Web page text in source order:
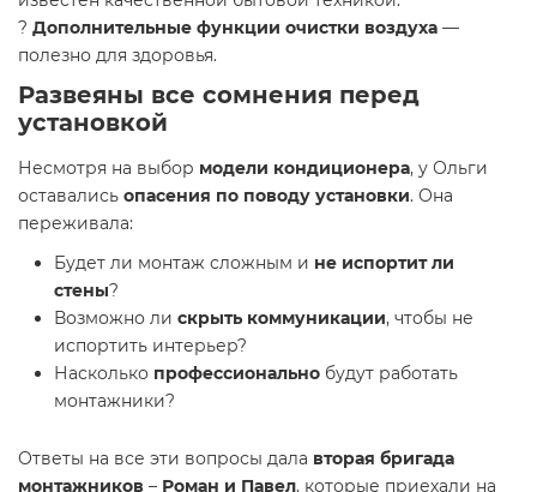
? Дополнительные функции очистки воздуха —
полезно для здоровья.
Развеяны все сомнения перед
установкой
Несмотря на выбор модели кондиционера, у Ольги
оставались опасения по поводу установки. Она
переживала:
Будет ли монтаж сложным и не испортит ли
стены?
Возможно ли скрыть коммуникации, чтобы не
испортить интерьер?
Насколько профессионально будут работать
монтажники?
Ответы на все эти вопросы дала вторая бригада
монтажников – Роман и Павел, которые приехали на